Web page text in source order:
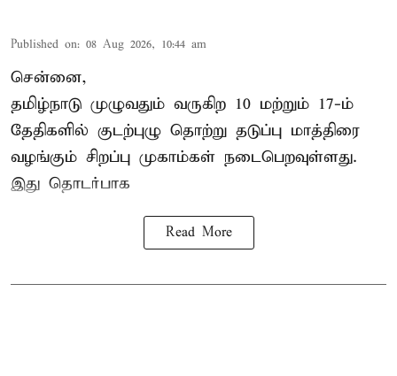
Published on: 08 Aug 2026, 10:44 am
சென்னை,
தமிழ்நாடு முழுவதும் வருகிற 10 மற்றும் 17-ம்
தேதிகளில் குடற்புழு தொற்று தடுப்பு மாத்திரை
வழங்கும் சிறப்பு முகாம்கள் நடைபெறவுள்ளது.
இது தொடர்பாக
Read More